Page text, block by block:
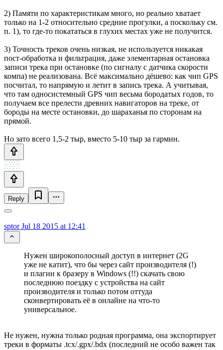
2) Памяти по характеристикам много, но реально хватает
только на 1-2 относительно средние прогулки, а поскольку см.
п. 1), то где-то покататься в глухих местах уже не получится.
3) Точность треков очень низкая, не используется никакая
пост-обработка и фильтрация, даже элементарная остановка
записи трека при остановке (по сигналу с датчика скорости
компа) не реализована. Всё максимально дёшево: как чип GPS
посчитал, то напрямую и летит в запись трека. А учитывая,
что там односистемный GPS чип весьма бородатых годов, то
получаем все прелести древних навигаторов на треке, от
бороды на месте остановки, до шараханья по сторонам на
прямой.
Но зато всего 1,5-2 тыр, вместо 5-10 тыр за гармин.
Reply
sptorJul 18 2015 at 12:41
Нужен широкополосный доступ в интернет (2G
уже не катит), что бы через сайт производителя (!)
и плагин к бразеру в Windows (!!) скачать свою
последнюю поездку с устройства на сайт
производителя и только потом оттуда
сконвертировать её в онлайне на что-то
универсальное.
Не нужен, нужна только родная программа, она экспортирует
треки в форматы .tcx/.gpx/.bdx (последний не особо важен так